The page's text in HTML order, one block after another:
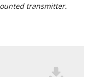
transmitter.